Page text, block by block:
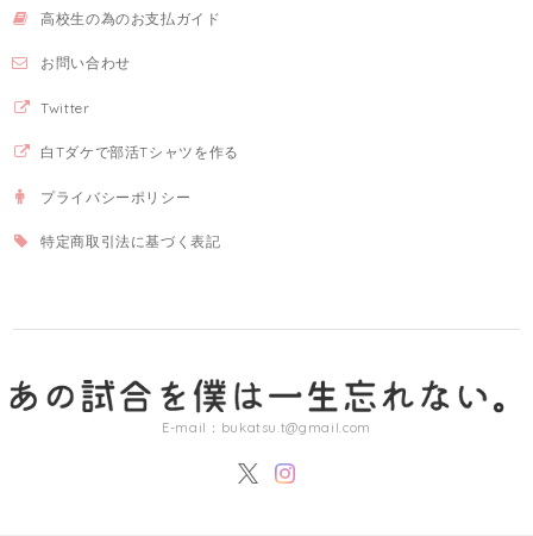
高校生の為のお支払ガイド
お問い合わせ
Twitter
白Tダケで部活Tシャツを作る
プライバシーポリシー
特定商取引法に基づく表記
E-mail： bukatsu.t@gmail.com